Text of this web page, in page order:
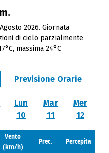
2026. Giornata
di cielo parzialmente
massima 24°C
Previsione Orarie
Lun
10
Mar
11
Mer
12
Vento
(km/h)
Prec. Percepita